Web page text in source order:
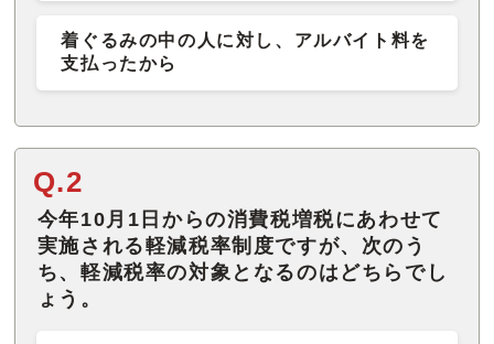
着ぐるみの中の人に対し、アルバイト料を
支払ったから
Q.2
今年10月1日からの消費税増税にあわせて
実施される軽減税率制度ですが、次のう
ち、軽減税率の対象となるのはどちらでし
ょう。